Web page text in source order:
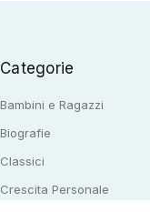
Categorie
Bambini e Ragazzi
Biografie
Classici
Crescita Personale